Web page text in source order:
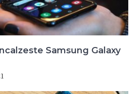
Samsung Galaxy